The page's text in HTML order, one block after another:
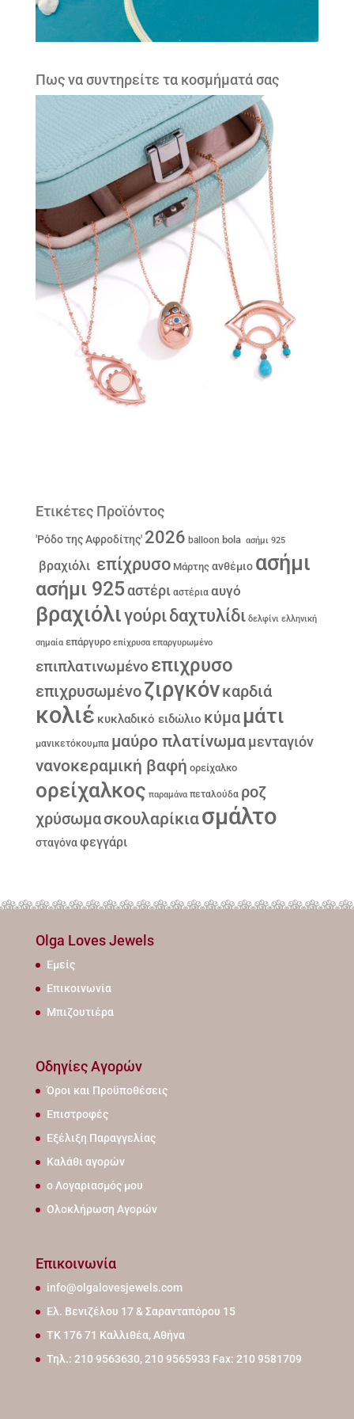
Πως να συντηρείτε τα κοσμήματά σας
Ετικέτες Προϊόντος
'Ρόδο της Αφροδίτης' 2026 balloon bola ασήμι 925
βραχιόλι επίχρυσο Μάρτης ανθέμιο ασήμι
ασήμι 925αστέρι αστέρια αυγό
βραχιόλιγούριδαχτυλίδι δελφίνι ελληνική
σημαία επάργυρο επίχρυσα επαργυρωμένο
επιπλατινωμένο επιχρυσο
επιχρυσωμένοζιργκόνκαρδιά
κολιέ κυκλαδικό ειδώλιο κύμα μάτι
μανικετόκουμπα μαύρο πλατίνωμα μενταγιόν
νανοκεραμική βαφή ορείχαλκο
ορείχαλκος παραμάνα πεταλούδα ροζ
χρύσωμασκουλαρίκιασμάλτο
σταγόνα φεγγάρι
Olga Loves Jewels
Εμείς
Επικοινωνία
Μπιζουτιέρα
Οδηγίες Αγορών
Όροι και Προϋποθέσεις
Επιστροφές
Εξέλιξη Παραγγελίας
Καλάθι αγορών
ο Λογαριασμός μου
Ολοκλήρωση Αγορών
Επικοινωνία
info@olgalovesjewels.com
Ελ. Βενιζέλου 17 & Σαρανταπόρου 15
ΤΚ 176 71 Καλλιθέα, Αθήνα
Τηλ.: 210 9563630, 210 9565933 Fax: 210 9581709